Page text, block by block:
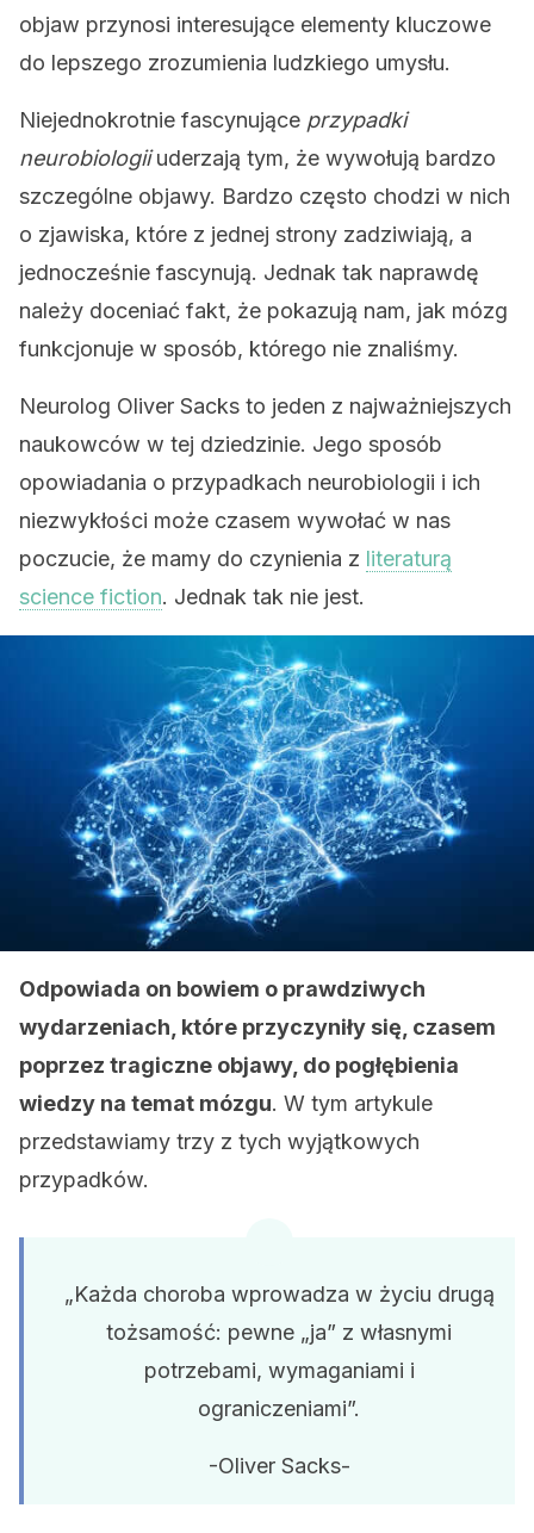
objaw przynosi interesujące elementy kluczowe
do lepszego zrozumienia ludzkiego umysłu.
Niejednokrotnie fascynujące przypadki
neurobiologiiuderzają tym, że wywołują bardzo
szczególne objawy. Bardzo często chodzi w nich
o zjawiska, które z jednej strony zadziwiają, a
jednocześnie fascynują. Jednak tak naprawdę
należy doceniać fakt, że pokazują nam, jak mózg
funkcjonuje w sposób, którego nie znaliśmy.
Neurolog Oliver Sacks to jeden z najważniejszych
naukowców w tej dziedzinie. Jego sposób
opowiadania o przypadkach neurobiologii i ich
niezwykłości może czasem wywołać w nas
poczucie, że mamy do czynienia z literaturą
science fiction. Jednak tak nie jest.
Odpowiada on bowiem o prawdziwych
wydarzeniach, które przyczyniły się, czasem
poprzez tragiczne objawy, do pogłębienia
wiedzy na temat mózgu. W tym artykule
przedstawiamy trzy z tych wyjątkowych
przypadków.
„Każda choroba wprowadza w życiu drugą
tożsamość: pewne „ja” z własnymi
potrzebami, wymaganiami i
ograniczeniami”.
-Oliver Sacks-